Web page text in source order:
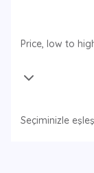
Price, low to
Seçiminizle